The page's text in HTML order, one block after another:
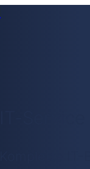
Komplette